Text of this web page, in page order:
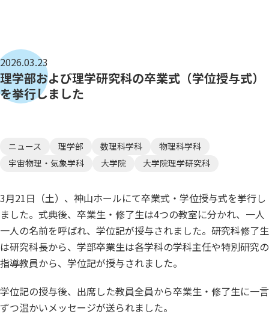
2026.03.23
理学部および理学研究科の卒業式（学位授与式）
を挙行しました
ニュース 理学部 数理科学科
物理科学科
宇宙物理・気象学科
大学院 大学院理学研究科
3月21日（土）、神山ホールにて卒業式・学位授与式を挙行し
ました。式典後、卒業生・修了生は4つの教室に分かれ、一人
一人の名前を呼ばれ、学位記が授与されました。研究科修了生
は研究科長から、学部卒業生は各学科の学科主任や特別研究の
指導教員から、学位記が授与されました。
学位記の授与後、出席した教員全員から卒業生・修了生に一言
ずつ温かいメッセージが送られました。